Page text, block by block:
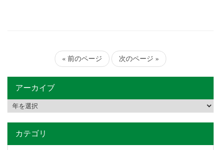
« 前のページ 次のページ »
アーカイブ
カテゴリ